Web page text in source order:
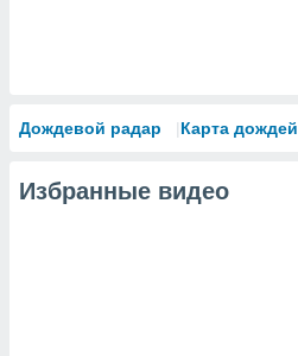
Дождевой радар Карта дождей
Избранные видео